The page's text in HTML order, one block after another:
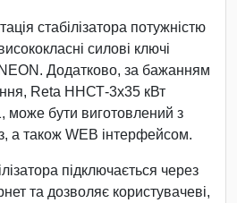
стабілізатора потужністю
силові ключі
Додатково, за бажанням
Reta ННСТ-3х35 кВт
може бути виготовлений з
а також WEB інтерфейсом.
підключається через
та дозволяє користувачеві,